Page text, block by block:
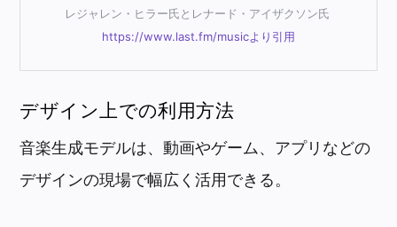
レジャレン・ヒラー氏とレナード・アイザクソン氏
https://www.last.fm/musicより引用
デザイン上での利用方法
音楽生成モデルは、動画やゲーム、アプリなどの
デザインの現場で幅広く活用できる。